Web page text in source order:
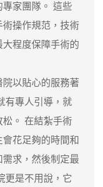
家團隊。 這些
操作規范，技術
程度保障手術的
以貼心的服務著
有專人引導，就
。 在結紮手術
花足夠的時間和
求，然後制定最
更是不用說，它